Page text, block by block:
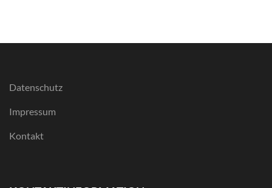
Datenschutz
Impressum
Kontakt